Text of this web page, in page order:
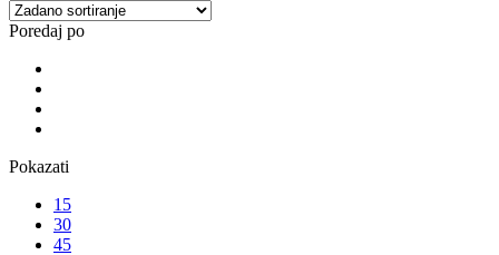
Poredaj po
Pokazati
15
30
45